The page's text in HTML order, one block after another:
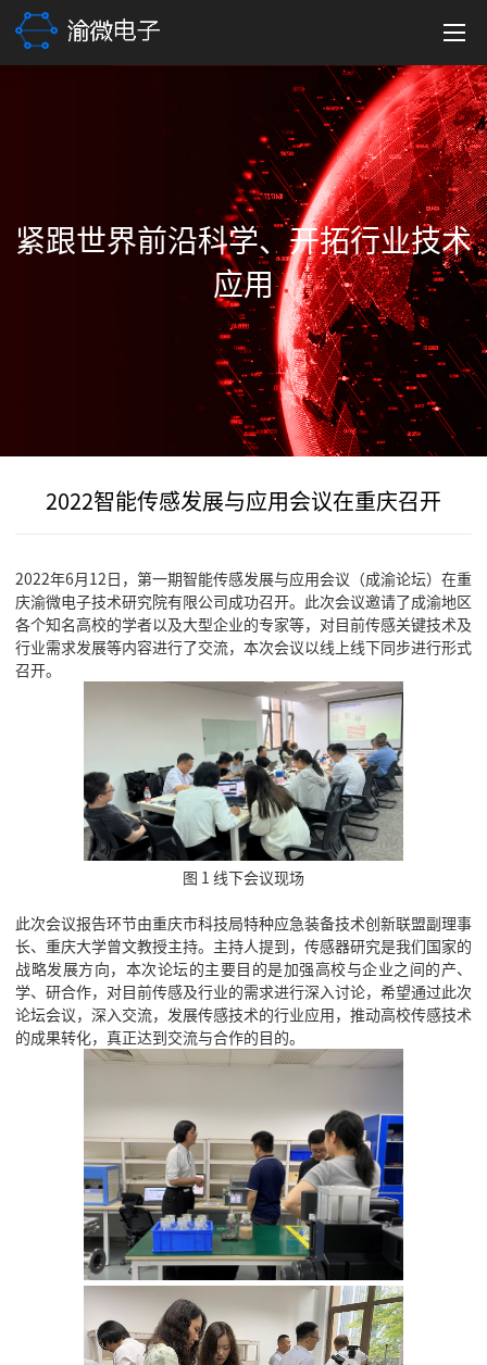
紧跟世界前沿科学、开拓行业技术
应用
2022智能传感发展与应用会议在重庆召开
2022年6月12日，第一期智能传感发展与应用会议（成渝论坛）在重
庆渝微电子技术研究院有限公司成功召开。此次会议邀请了成渝地区
各个知名高校的学者以及大型企业的专家等，对目前传感关键技术及
行业需求发展等内容进行了交流，本次会议以线上线下同步进行形式
召开。
图 1 线下会议现场
此次会议报告环节由重庆市科技局特种应急装备技术创新联盟副理事
长、重庆大学曾文教授主持。主持人提到，传感器研究是我们国家的
战略发展方向，本次论坛的主要目的是加强高校与企业之间的产、
学、研合作，对目前传感及行业的需求进行深入讨论，希望通过此次
论坛会议，深入交流，发展传感技术的行业应用，推动高校传感技术
的成果转化，真正达到交流与合作的目的。